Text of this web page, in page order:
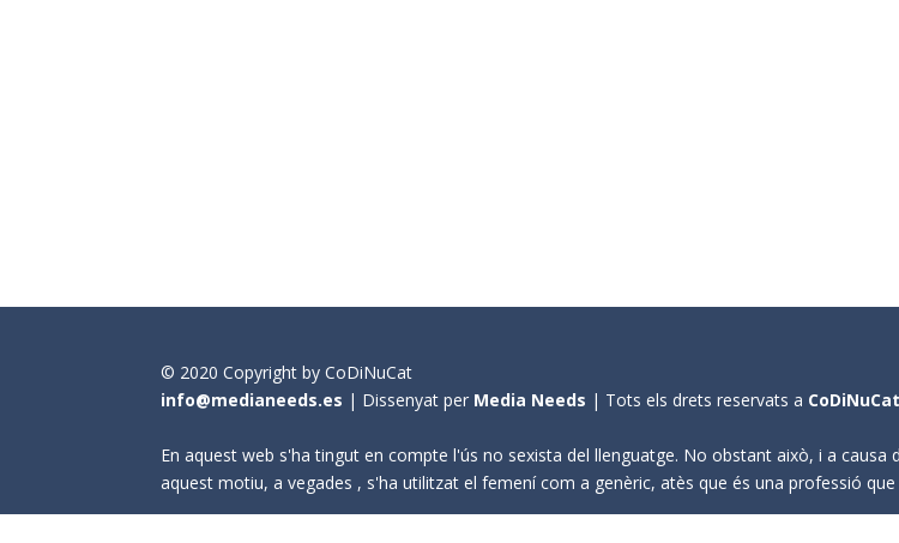
© 2020 Copyright by CoDiNuCat
info@medianeeds.es | Dissenyat per Media Needs | Tots els drets reservats a
En aquest web s'ha tingut en compte l'ús no sexista del llenguatge. No obstant això, i a
aquest motiu, a vegades , s'ha utilitzat el femení com a genèric, atès que és una professió